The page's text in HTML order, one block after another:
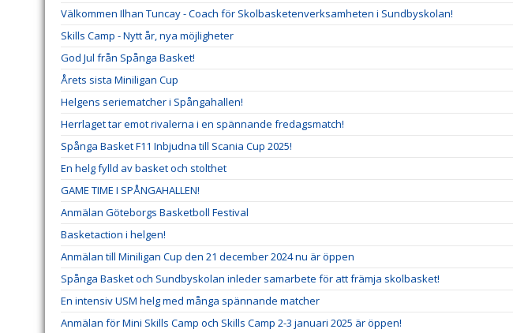
Välkommen Ilhan Tuncay - Coach för Skolbasketenverksamheten i Sundbyskolan!
Skills Camp - Nytt år, nya möjligheter
God Jul från Spånga Basket!
Årets sista Miniligan Cup
Helgens seriematcher i Spångahallen!
Herrlaget tar emot rivalerna i en spännande fredagsmatch!
Spånga Basket F11 Inbjudna till Scania Cup 2025!
En helg fylld av basket och stolthet
GAME TIME I SPÅNGAHALLEN!
Anmälan Göteborgs Basketboll Festival
Basketaction i helgen!
Anmälan till Miniligan Cup den 21 december 2024 nu är öppen
Spånga Basket och Sundbyskolan inleder samarbete för att främja skolbasket!
En intensiv USM helg med många spännande matcher
Anmälan för Mini Skills Camp och Skills Camp 2-3 januari 2025 är öppen!